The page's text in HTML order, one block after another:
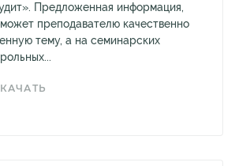
Предложенная информация,
преподавателю качественно
тему, а на семинарских